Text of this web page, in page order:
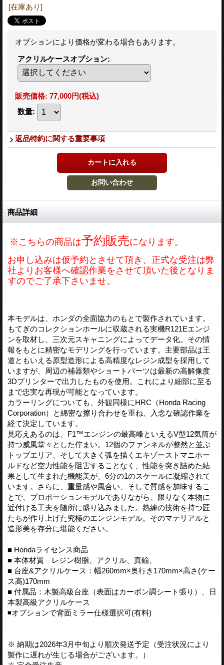
[在庫あり]
オプションにより価格が変わる場合もあります。
アクリルケースオプション:
販売価格: 77,000円(税込)
数量:
返品特約に関する重要事項
商品詳細
※こちらの商品は予約販売になります。
お申し込みは仮予約とさせて頂き、正式な受注は弊
社よりお客様へ確認作業をさせて頂いた後となりま
すのでご了承下さいませ。
本モデルは、ホンダの全面協力のもとで製作されています。
もてぎのコレクションホールに収蔵される実機R121Eエンジ
ンを取材し、三次元スキャニングによってデータ化。その情
報をもとに精密なモデリングを行っています。主要部品は王
道ともいえる原型造形による高精度なレジン成型を採用して
いますが、周辺の補器類やショートパーツは最新の高解像度
3Dプリンターで出力したものを使用。これにより細部に至る
まで忠実な再現が可能となっています。
カラーリングについても、外観同様にHRC（Honda Racing
Corporation）と綿密な擦り合わせを重ね、入念な確認作業を
経て決定しています。
見応えあるのは、F1™エンジンの最高峰といえるV型12気筒が
持つ威風堂々とした佇まい。12個のファンネルが整然と並ぶ
トップエリア、そして大きく弧を描くエキゾーストマニホー
ルドなど空力性能を阻害することなく、性能を突き詰めた結
果として生まれた機能美が、6分の1のスケールに凝縮されて
います。さらに、重量感や風合い、そして質感を加味するこ
とで、プロポーションモデルでありながら、限りなく本物に
近付ける工夫を随所に盛り込みました。熟練の技術を持つ匠
たちが作り上げた究極のエンジンモデル。そのマテリアルと
造形美を存分に堪能ください。
■ Hondaライセンス商品
■ 本体材質 レジン樹脂、アクリル、真鍮、
■ 台座&アクリルケース：幅260mm×奥行き170mm×高さ(ケー
ス高)170mm
■ 付属品：木製高級台座（表面はカーボン調シート張り）、日
本製高級アクリルケース
◾️オプションで背面ミラー仕様選択可(有料)
※ 納期は2026年3月中旬より順次発送予定（受注状況により
製作に遅れが生じる場合がございます。）